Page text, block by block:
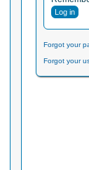
Forgot your
Forgot your